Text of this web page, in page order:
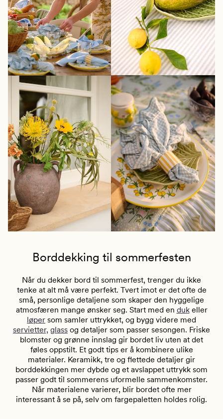
Borddekking til sommerfesten
Når du dekker bord til sommerfest, trenger du ikke
tenke at alt må være perfekt. Tvert imot er det ofte de
små, personlige detaljene som skaper den hyggelige
atmosfæren mange ønsker seg. Start med en dukeller
løper som samler uttrykket, og bygg videre med
servietter, glass og detaljer som passer sesongen. Friske
blomster og grønne innslag gir bordet liv uten at det
føles oppstilt. Et godt tips er å kombinere ulike
materialer. Keramikk, tre og flettede detaljer gir
borddekkingen mer dybde og et avslappet uttrykk som
passer godt til sommerens uformelle sammenkomster.
Når materialene varierer, blir bordet ofte mer
interessant å se på, selv om fargepaletten holdes rolig.